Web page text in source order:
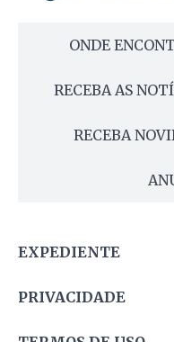
ONDE
RECEBA AS
RECEBA
EXPEDIENTE
PRIVACIDADE